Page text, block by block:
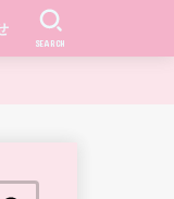
SEARCH